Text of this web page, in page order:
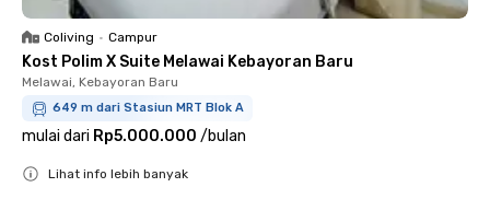
Coliving • Campur
Kost Polim X Suite Melawai Kebayoran Baru
Melawai, Kebayoran Baru
649 m dari Stasiun MRT Blok A
mulai dari Rp5.000.000 /bulan
Lihat info lebih banyak